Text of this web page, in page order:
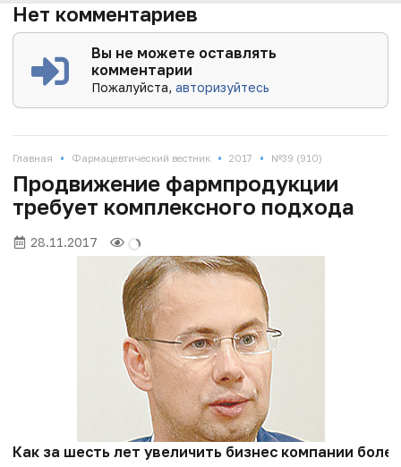
Нет комментариев
Вы не можете оставлять
комментарии
Пожалуйста,авторизуйтесь
Главная • Фармацевтический вестник • 2017 • №39 (910)
Продвижение фармпродукции
требует комплексного подхода
28.11.2017
Как за шесть лет увеличить бизнес компании